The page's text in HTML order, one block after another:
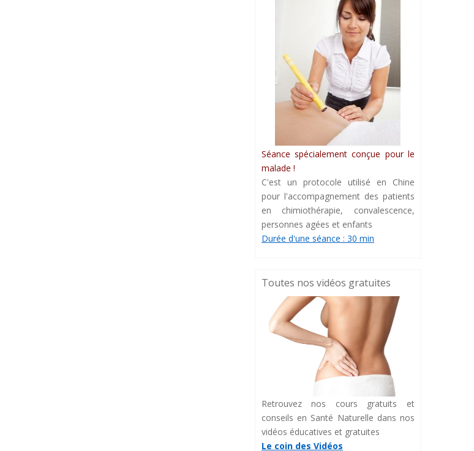
Séance spécialement conçue pour le
malade !
C'est un protocole utilisé en Chine
pour l'accompagnement des patients
en chimiothérapie, convalescence,
personnes agées et enfants
Durée d'une séance : 30 min
Toutes nos vidéos gratuites
Retrouvez nos cours gratuits et
conseils en Santé Naturelle dans nos
vidéos éducatives et gratuites
Le coin des Vidéos